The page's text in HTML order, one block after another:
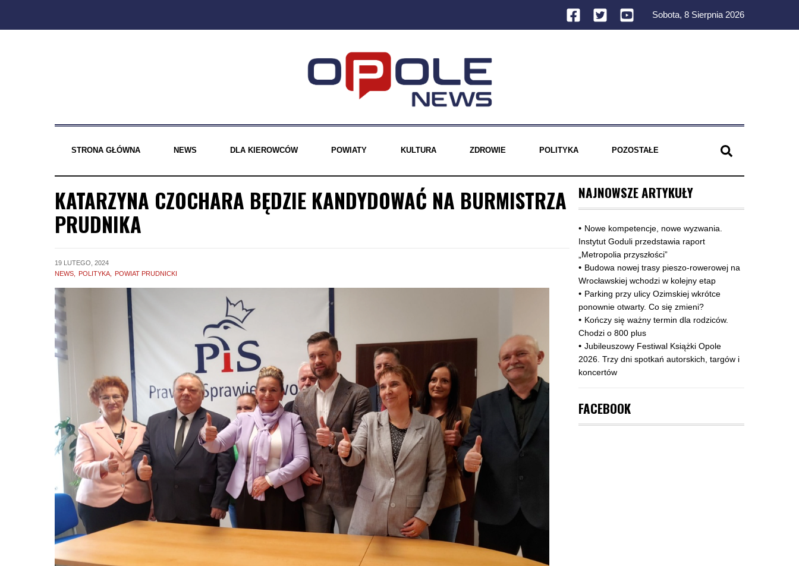
Sobota, 8 Sierpnia 2026
STRONA GŁÓWNA NEWS DLA KIEROWCÓW POWIATY KULTURA ZDROWIE POLITYKA POZOSTAŁE
KATARZYNA CZOCHARA BĘDZIE KANDYDOWAĆ NA BURMISTRZA
PRUDNIKA
19 LUTEGO, 2024
NEWS
POLITYKA POWIAT PRUDNICKI
NAJNOWSZE ARTYKUŁY
Nowe kompetencje, nowe wyzwania.
Instytut Goduli przedstawia raport
„Metropolia przyszłości”
Budowa nowej trasy pieszo‑rowerowej na
Wrocławskiej wchodzi w kolejny etap
Parking przy ulicy Ozimskiej wkrótce
ponownie otwarty. Co się zmieni?
Kończy się ważny termin dla rodziców.
Chodzi o 800 plus
Jubileuszowy Festiwal Książki Opole
2026. Trzy dni spotkań autorskich, targów i
koncertów
FACEBOOK